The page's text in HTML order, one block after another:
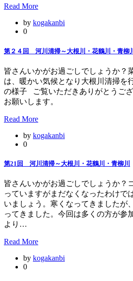
Read More
by kogakanbi
0
第２４回 河川清掃～大根川・花鶴川・青柳川
皆さんいかがお過ごしでしょうか？
は、暖かい気候となり大根川清掃を
の様子 ご覧いただきありがとうご
お願いします。
Read More
by kogakanbi
0
第21回 河川清掃～大根川・花鶴川・青柳川
皆さんいかがお過ごしでしょうか？
っていますがまだなくなったわけで
いましょう。寒くなってきましたが
ってきました。今回は多くの方が参
より…
Read More
by kogakanbi
0